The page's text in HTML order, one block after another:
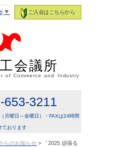
ご入会はこちらから
▼
会議所
of Commerce and Industry
653-3211
月曜日～金曜日）・FAXは24時間
ております
らのお知らせ > 「2025 頑張る